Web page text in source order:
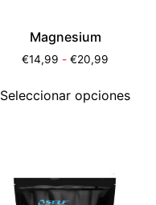
Magnesium
€14,99 -€20,99
Seleccionar opciones